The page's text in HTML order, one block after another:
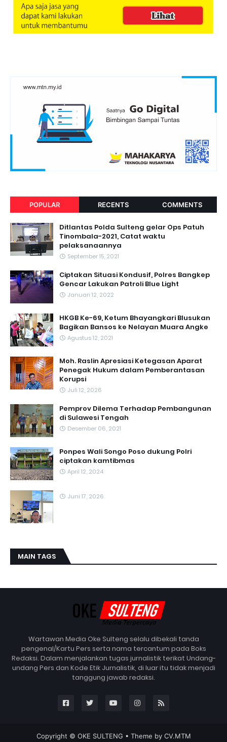
POPULAR RECENTS COMMENTS
Ditlantas Polda Sulteng gelar Ops Patuh
Tinombala-2021, Catat waktu
pelaksanaannya
September 15, 2021
Ciptakan Situasi Kondusif, Polres Bangkep
Gencar Lakukan Patroli Blue Light
Januari 12, 2022
HKGB Ke-69, Ketum Bhayangkari Blusukan
Bagikan Bansos ke Nelayan Muara Angke
Agustus 12, 2021
Moh. Raslin Apresiasi Ketegasan Aparat
Penegak Hukum dalam Pemberantasan
Korupsi
Juli 12, 2026
Pemprov Dilema Terhadap Pembangunan
di Sulawesi Tengah
Desember 06, 2021
Ponpes Wali Songo Poso dukung Polri
ciptakan kamtibmas
April 12, 2024
Juni 17, 2026
MAIN TAGS
Wartawan Media Oke Sulteng selalu dibekali tanda
pengenal/Kartu Pers serta nama tercantum pada Boks
Redaksi. Dalam menjalankan tugas jurnalistik terikat Undang-
undang Pers dan Kode Etik Jurnalistik, di luar itu tidak menjadi
tanggung jawab redaksi.
Copyright © OKE SULTENG • Theme by CV.MTM